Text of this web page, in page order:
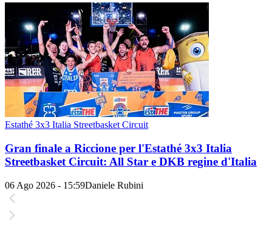
Estathé 3x3 Italia Streetbasket Circuit
Gran finale a Riccione per l'Estathé 3x3 Italia
Streetbasket Circuit: All Star e DKB regine d'Italia
06 Ago 2026 - 15:59Daniele Rubini